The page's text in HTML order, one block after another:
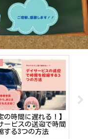
の時間に遅れる！】
ービスの送迎で時間
する3つの方法